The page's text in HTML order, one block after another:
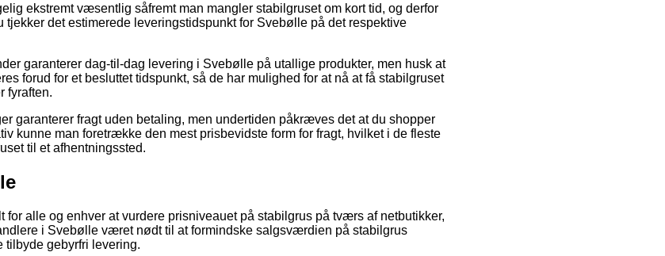
ekstremt væsentlig såfremt man mangler stabilgruset om kort tid, og derfor
tjekker det estimerede leveringstidspunkt for Svebølle på det respektive
garanterer dag-til-dag levering i Svebølle på utallige produkter, men husk at
forud for et besluttet tidspunkt, så de har mulighed for at nå at få stabilgruset
fyraften.
garanterer fragt uden betaling, men undertiden påkræves det at du shopper
kunne man foretrække den mest prisbevidste form for fragt, hvilket i de fleste
til et afhentningssted.
for alle og enhver at vurdere prisniveauet på stabilgrus på tværs af netbutikker,
i Svebølle været nødt til at formindske salgsværdien på stabilgrus
tilbyde gebyrfri levering.